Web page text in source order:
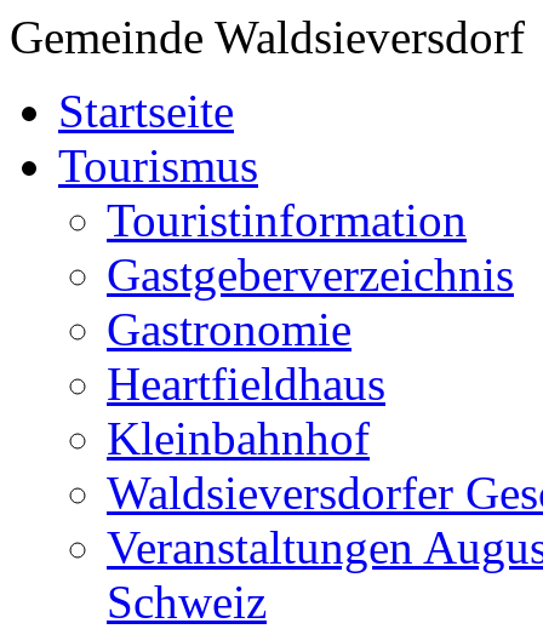
Gemeinde Waldsieversdorf
Startseite
Tourismus
Touristinformation
Gastgeberverzeichnis
Gastronomie
Heartfieldhaus
Kleinbahnhof
Waldsieversdorfer
Veranstaltungen
Schweiz